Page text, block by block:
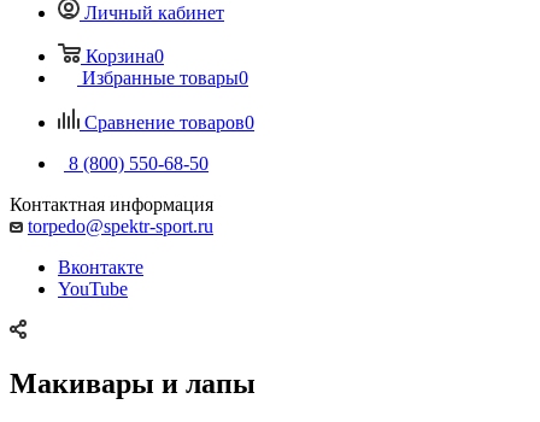
Личный кабинет
Корзина0
Избранные товары0
Сравнение товаров0
8 (800) 550-68-50
Контактная информация
torpedo@spektr-sport.ru
Вконтакте
YouTube
Макивары и лапы